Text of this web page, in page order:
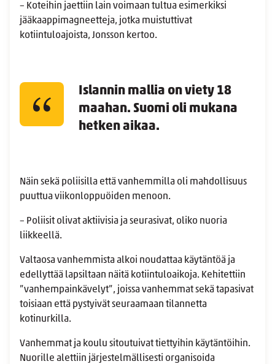
– Koteihin jaettiin lain voimaan tultua esimerkiksi
jääkaappimagneetteja, jotka muistuttivat
kotiintuloajoista, Jonsson kertoo.
Islannin mallia on viety 18
maahan. Suomi oli mukana
hetken aikaa.
Näin sekä poliisilla että vanhemmilla oli mahdollisuus
puuttua viikonloppuöiden menoon.
– Poliisit olivat aktiivisia ja seurasivat, oliko nuoria
liikkeellä.
Valtaosa vanhemmista alkoi noudattaa käytäntöä ja
edellyttää lapsiltaan näitä kotiintuloaikoja. Kehitettiin
”vanhempainkävelyt”, joissa vanhemmat sekä tapasivat
toisiaan että pystyivät seuraamaan tilannetta
kotinurkilla.
Vanhemmat ja koulu sitoutuivat tiettyihin käytäntöihin.
Nuorille alettiin järjestelmällisesti organisoida